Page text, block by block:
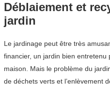
Déblaiement et
jardin
Le jardinage peut être très
financier, un jardin bien
maison. Mais le problème du
de déchets verts et l’enlèvement